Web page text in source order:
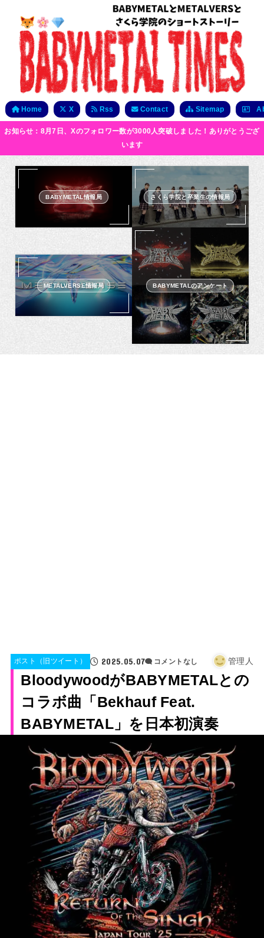
Home X Rss Contact Sitemap
お知らせ：8月7日、Xのフォロワー数が3000人突破しました！ありがとうござ
います
BABYMETAL情報局 さくら学院と卒業生の情報局
METALVERSE情報局 BABYMETALのアンケート
ポスト（旧ツイート） 2025.05.07 コメントなし 管理人
BloodywoodがBABYMETALとの
コラボ曲「Bekhauf Feat.
BABYMETAL」を日本初演奏